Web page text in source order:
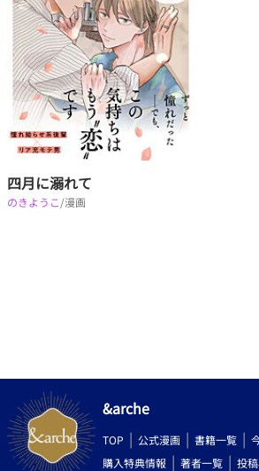
四月に溺れて
のきようこ /漫画
&arche
TOP 公式漫画 書籍一覧
購入特典情報
著者一覧 投